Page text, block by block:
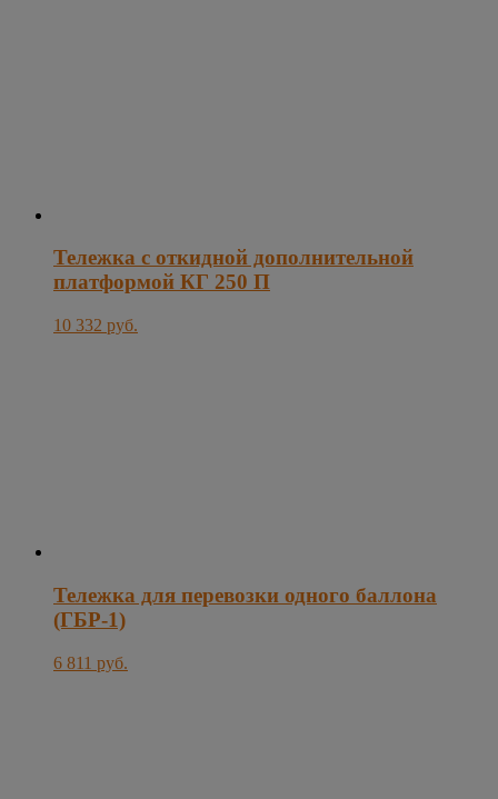
Тележка с откидной дополнительной
платформой КГ 250 П
10 332 руб.
Тележка для перевозки одного баллона
(ГБР-1)
6 811 руб.